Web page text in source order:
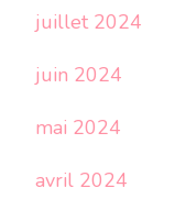
juillet 2024
juin 2024
mai 2024
avril 2024